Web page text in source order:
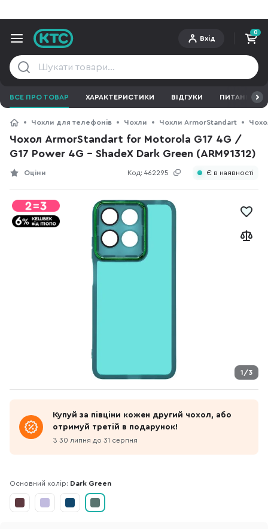
Вхід
0
ВСЕ ПРО ТОВАР ХАРАКТЕРИСТИКИ ВІДГУКИ ПИТАННЯ ТА
Чохли для телефонів Чохли Чохли ArmorStandart
Чохол ArmorStandart for Motorola G17 4G /
G17 Power 4G - ShadeX Dark Green (ARM91312)
Код: 462295
Оціни Є в наявності
1/3
Купуй за півціни кожен другий чохол, або
отримуй третій в подарунок!
З 30 липня до 31 серпня
Основний колір: Dark Green